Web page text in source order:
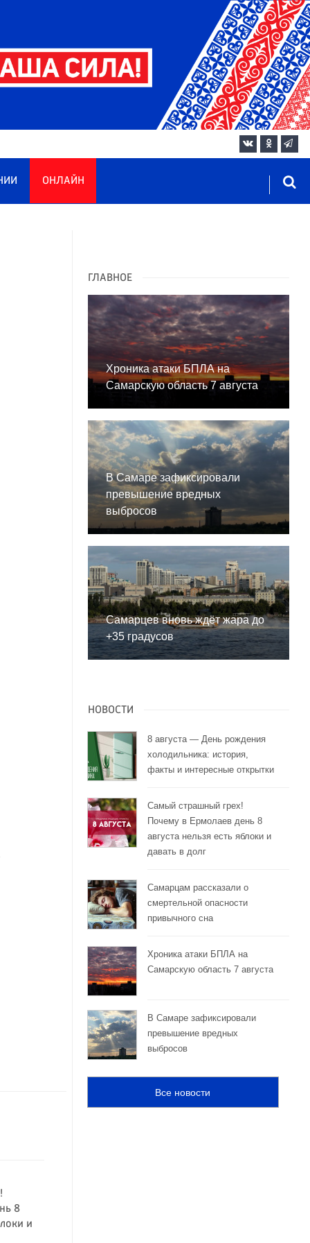
ОНЛАЙН
8
и
ГЛАВНОЕ
Хроника атаки БПЛА на
Самарскую область 7 августа
В Самаре зафиксировали
превышение вредных
выбросов
Самарцев вновь ждёт жара до
+35 градусов
НОВОСТИ
8 августа — День рождения
холодильника: история,
факты и интересные открытки
Самый страшный грех!
Почему в Ермолаев день 8
августа нельзя есть яблоки и
давать в долг
Самарцам рассказали о
смертельной опасности
привычного сна
Хроника атаки БПЛА на
Самарскую область 7 августа
В Самаре зафиксировали
превышение вредных
выбросов
Все новости